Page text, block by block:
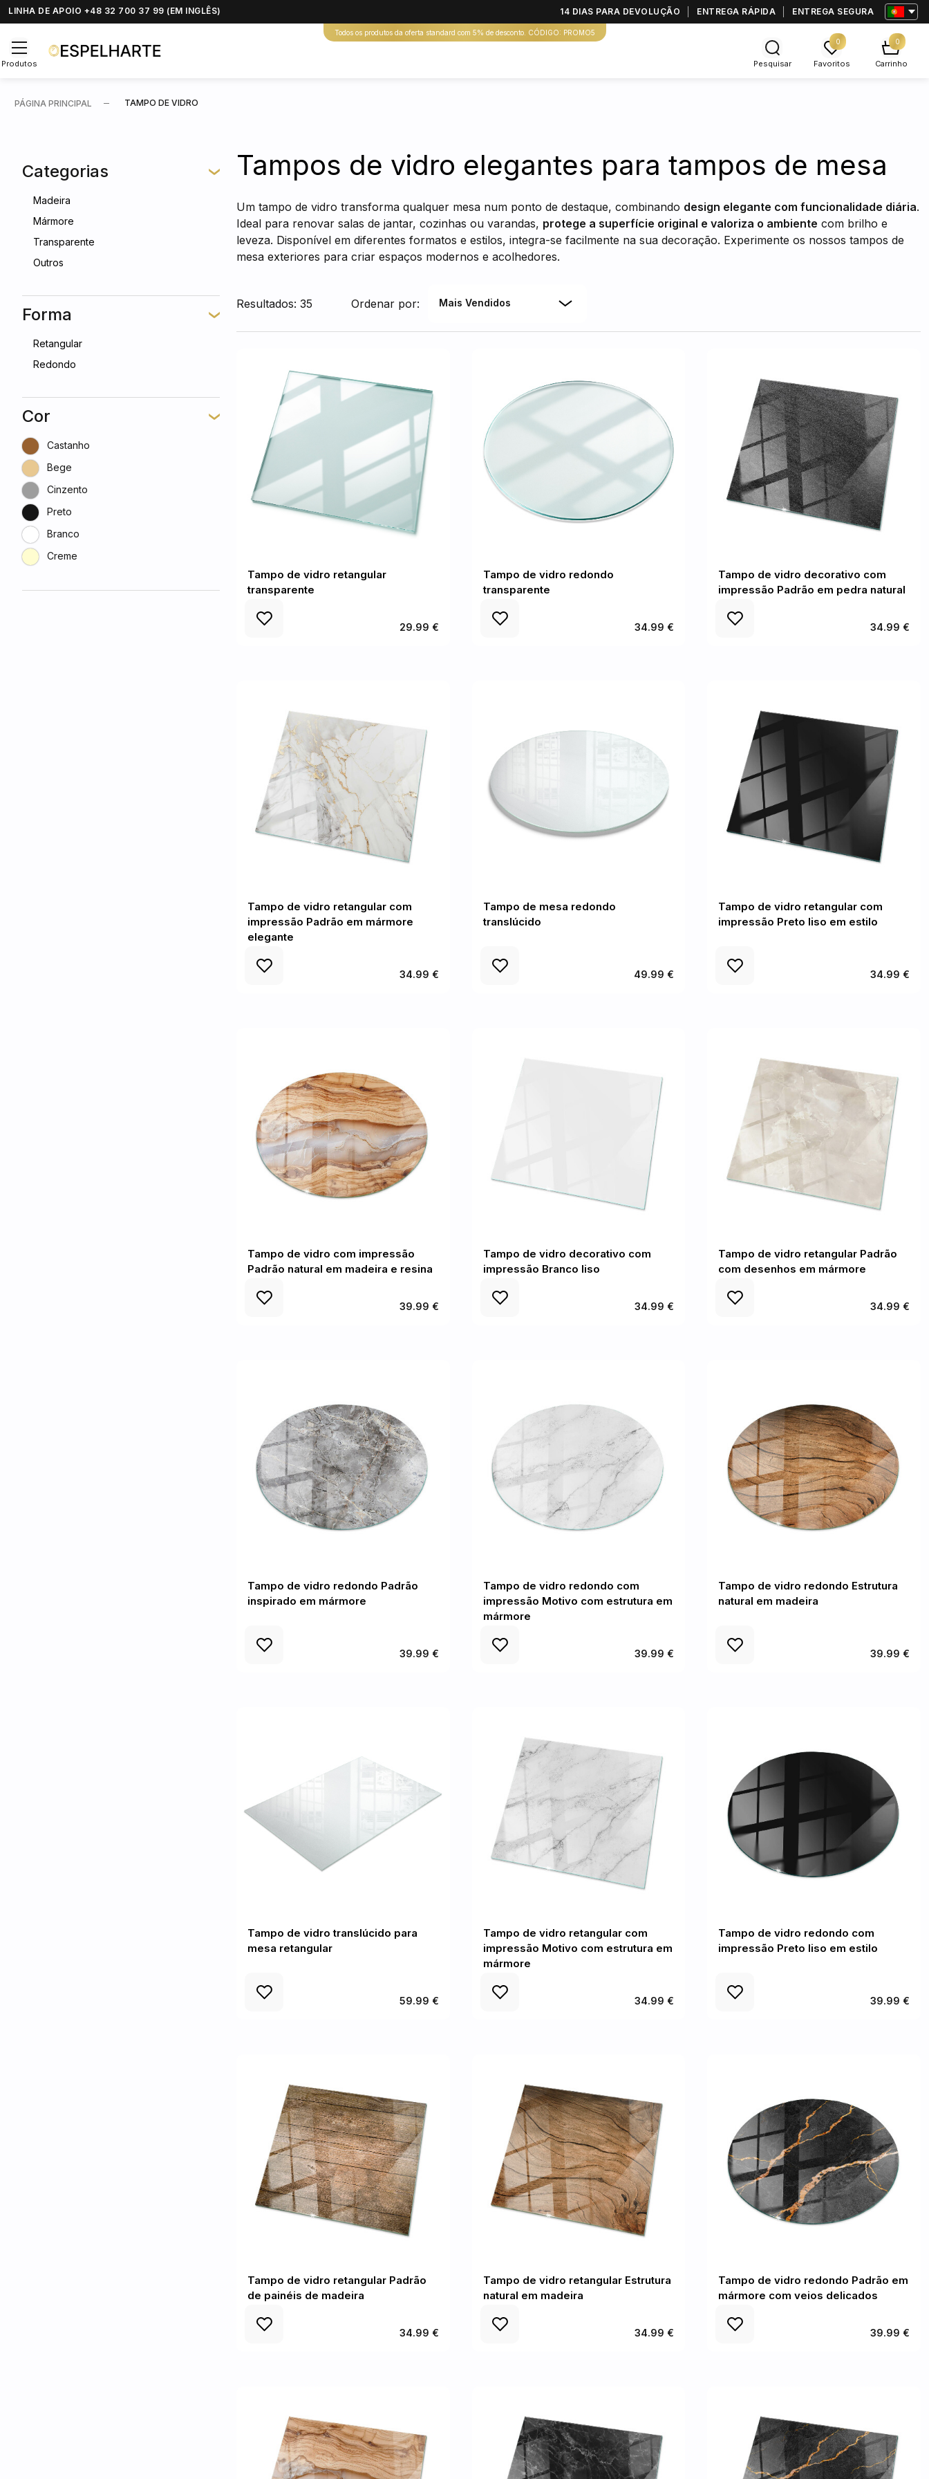
LINHA DE APOIO +48 32 700 37 99 (EM INGLÊS) 14 DIAS PARA DEVOLUÇÃO ENTREGA RÁPIDA ENTREGA SEGURA
Todos os produtos da oferta standard com 5% de desconto. CÓDIGO: PROMO5
Produtos Pesquisar
0
Favoritos
0
Carrinho
PÁGINA PRINCIPAL TAMPO DE VIDRO
Categorias
Madeira
Mármore
Transparente
Outros
Forma
Retangular
Redondo
Cor
Castanho
Bege
Cinzento
Preto
Branco
Creme
Tampos de vidro elegantes para tampos de mesa
Um tampo de vidro transforma qualquer mesa num ponto de destaque, combinando design elegante com funcionalidade diária.
Ideal para renovar salas de jantar, cozinhas ou varandas, protege a superfície original e valoriza o ambiente com brilho e
leveza. Disponível em diferentes formatos e estilos, integra-se facilmente na sua decoração. Experimente os nossos tampos de
mesa exteriores para criar espaços modernos e acolhedores.
Resultados: 35 Ordenar por: Mais Vendidos
Tampo de vidro retangular
transparente
29.99 €
Tampo de vidro redondo
transparente
34.99 €
Tampo de vidro decorativo com
impressão Padrão em pedra natural
34.99 €
Tampo de vidro retangular com
impressão Padrão em mármore
elegante
34.99 €
Tampo de mesa redondo
translúcido
49.99 €
Tampo de vidro retangular com
impressão Preto liso em estilo
34.99 €
Tampo de vidro com impressão
Padrão natural em madeira e resina
39.99 €
Tampo de vidro decorativo com
impressão Branco liso
34.99 €
Tampo de vidro retangular Padrão
com desenhos em mármore
34.99 €
Tampo de vidro redondo Padrão
inspirado em mármore
39.99 €
Tampo de vidro redondo com
impressão Motivo com estrutura em
mármore
39.99 €
Tampo de vidro redondo Estrutura
natural em madeira
39.99 €
Tampo de vidro translúcido para
mesa retangular
59.99 €
Tampo de vidro retangular com
impressão Motivo com estrutura em
mármore
34.99 €
Tampo de vidro redondo com
impressão Preto liso em estilo
39.99 €
Tampo de vidro retangular Padrão
de painéis de madeira
34.99 €
Tampo de vidro retangular Estrutura
natural em madeira
34.99 €
Tampo de vidro redondo Padrão em
mármore com veios delicados
39.99 €